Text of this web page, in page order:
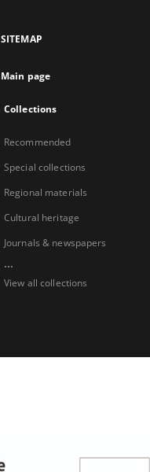
SITEMAP
Main page
Collections
Recommended
Special collections
Regional materials
Cultural heritage
Journals & newspapers
...
View all collections